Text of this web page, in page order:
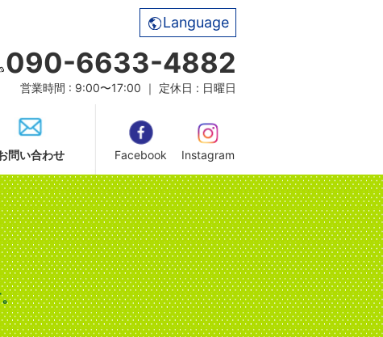
Language
090-6633-4882
営業時間 : 9:00〜17:00 ｜ 定休日 : 日曜日
問い合わせ Facebook Instagram